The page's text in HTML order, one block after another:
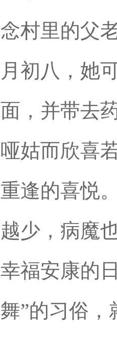
念村里的父
月初八，她
面，并带去
哑姑而欣喜
重逢的喜悦
越少，病魔
幸福安康的
舞”的习俗